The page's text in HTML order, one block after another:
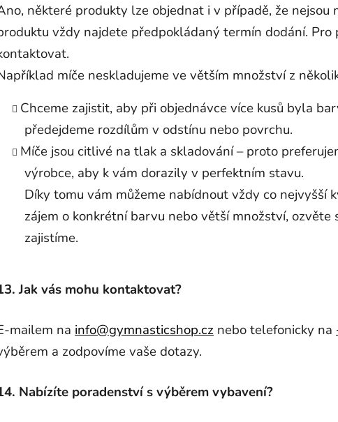
některé produkty lze objednat i v případě, že
vždy najdete předpokládaný termín dodání. Pro
míče neskladujeme ve větším množství z
Chceme zajistit, aby při objednávce více kusů byla
předejdeme rozdílům v odstínu nebo povrchu.
Míče jsou citlivé na tlak a skladování – proto
výrobce, aby k vám dorazily v perfektním stavu.
Díky tomu vám můžeme nabídnout vždy co nejvyšší
zájem o konkrétní barvu nebo větší množství, ozvěte
zajistíme.
Jak vás mohu kontaktovat?
mailem na info@gymnasticshop.cz nebo telefonicky na
a zodpovíme vaše dotazy.
Nabízíte poradenství s výběrem vybavení?